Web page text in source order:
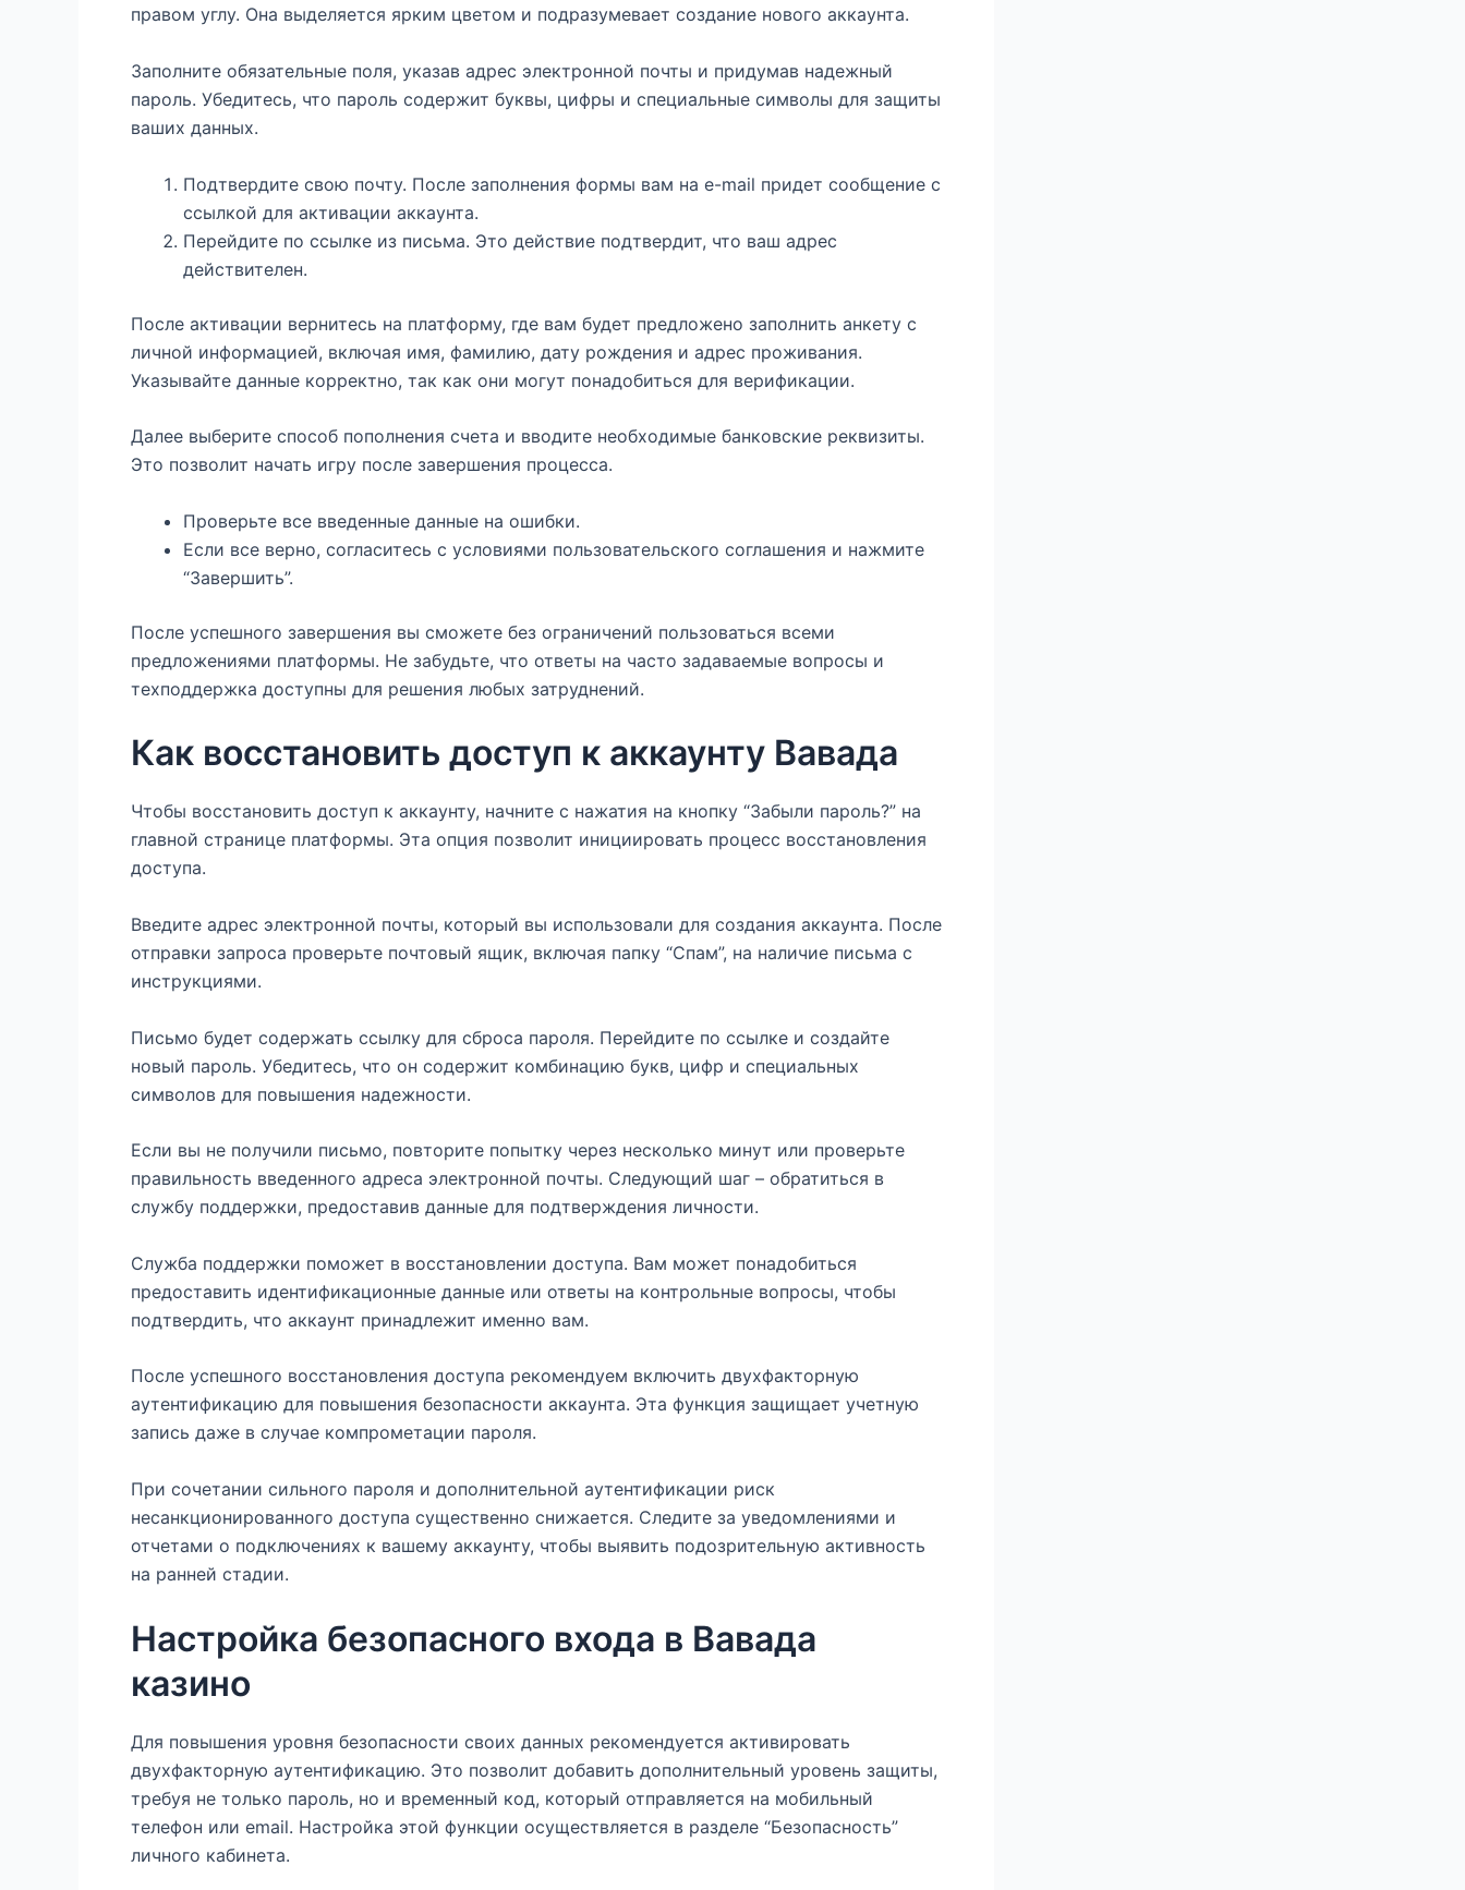
правом углу. Она выделяется ярким цветом и подразумевает создание нового аккаунта.
Заполните обязательные поля, указав адрес электронной почты и придумав надежный
пароль. Убедитесь, что пароль содержит буквы, цифры и специальные символы для защиты
ваших данных.
Подтвердите свою почту. После заполнения формы вам на e-mail придет сообщение с
ссылкой для активации аккаунта.
Перейдите по ссылке из письма. Это действие подтвердит, что ваш адрес
действителен.
После активации вернитесь на платформу, где вам будет предложено заполнить анкету с
личной информацией, включая имя, фамилию, дату рождения и адрес проживания.
Указывайте данные корректно, так как они могут понадобиться для верификации.
Далее выберите способ пополнения счета и вводите необходимые банковские реквизиты.
Это позволит начать игру после завершения процесса.
Проверьте все введенные данные на ошибки.
Если все верно, согласитесь с условиями пользовательского соглашения и нажмите
“Завершить”.
После успешного завершения вы сможете без ограничений пользоваться всеми
предложениями платформы. Не забудьте, что ответы на часто задаваемые вопросы и
техподдержка доступны для решения любых затруднений.
Как восстановить доступ к аккаунту Вавада
Чтобы восстановить доступ к аккаунту, начните с нажатия на кнопку “Забыли пароль?” на
главной странице платформы. Эта опция позволит инициировать процесс восстановления
доступа.
Введите адрес электронной почты, который вы использовали для создания аккаунта. После
отправки запроса проверьте почтовый ящик, включая папку “Спам”, на наличие письма с
инструкциями.
Письмо будет содержать ссылку для сброса пароля. Перейдите по ссылке и создайте
новый пароль. Убедитесь, что он содержит комбинацию букв, цифр и специальных
символов для повышения надежности.
Если вы не получили письмо, повторите попытку через несколько минут или проверьте
правильность введенного адреса электронной почты. Следующий шаг – обратиться в
службу поддержки, предоставив данные для подтверждения личности.
Служба поддержки поможет в восстановлении доступа. Вам может понадобиться
предоставить идентификационные данные или ответы на контрольные вопросы, чтобы
подтвердить, что аккаунт принадлежит именно вам.
После успешного восстановления доступа рекомендуем включить двухфакторную
аутентификацию для повышения безопасности аккаунта. Эта функция защищает учетную
запись даже в случае компрометации пароля.
При сочетании сильного пароля и дополнительной аутентификации риск
несанкционированного доступа существенно снижается. Следите за уведомлениями и
отчетами о подключениях к вашему аккаунту, чтобы выявить подозрительную активность
на ранней стадии.
Настройка безопасного входа в Вавада
казино
Для повышения уровня безопасности своих данных рекомендуется активировать
двухфакторную аутентификацию. Это позволит добавить дополнительный уровень защиты,
требуя не только пароль, но и временный код, который отправляется на мобильный
телефон или email. Настройка этой функции осуществляется в разделе “Безопасность”
личного кабинета.